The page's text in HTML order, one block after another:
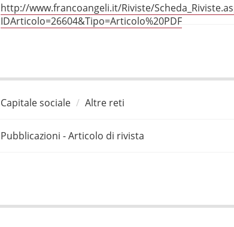
http://www.francoangeli.it/Riviste/
IDArticolo=26604&Tipo=Articolo%20PDF
Capitale sociale Altre reti
Pubblicazioni - Articolo di rivista